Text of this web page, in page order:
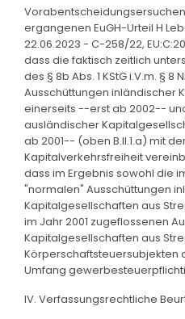
ergangenen EuGH-Urteil H
22.06.2023 - C-258/22,
dass die faktisch zeitlich
des § 8b Abs. 1 KStG i.V.m. § 8
Ausschüttungen inländischer
einerseits --erst ab 2002--
ausländischer
ab 2001-- (oben B.II.1.a) mit
Kapitalverkehrsfreiheit
dass im Ergebnis sowohl die
"normalen" Ausschüttungen
Kapitalgesellschaften aus
im Jahr 2001 zugeflossenen
Kapitalgesellschaften aus
Körperschaftsteuersubjekten
Umfang
IV. Verfassungsrechtliche